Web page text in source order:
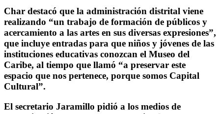
Char destacó que la administración distrital viene
realizando “un trabajo de formación de públicos y
acercamiento a las artes en sus diversas expresiones”,
que incluye entradas para que niños y jóvenes de las
instituciones educativas conozcan el Museo del
Caribe, al tiempo que llamó “a preservar este
espacio que nos pertenece, porque somos Capital
Cultural”.
El secretario Jaramillo pidió a los medios de